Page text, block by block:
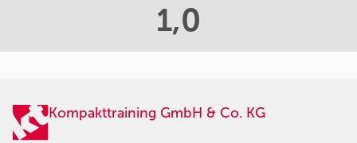
1,0
Kompakttraining GmbH & Co. KG